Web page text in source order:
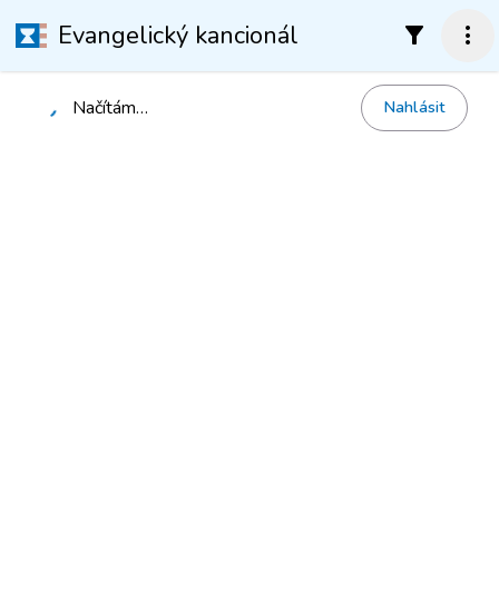
Evangelický kancionál filter_alt more_vert
Načítám… Nahlásit